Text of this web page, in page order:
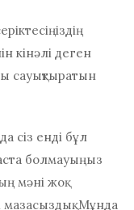
кінәлі деген
сауықтыратын
сіз енді бұл
болмауыңыз
мәні жоқ
мазасыздық. Мұнда